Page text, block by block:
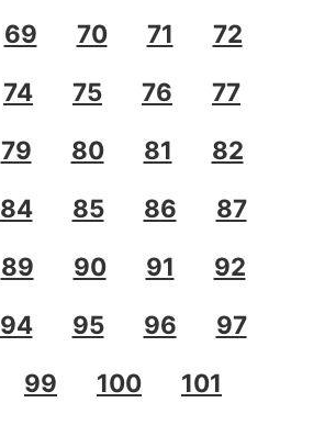
69 70 71
72
74 75 76
77
79 80 81
82
84 85 86
87
89 90 91
92
94 95 96
97
99 100
101